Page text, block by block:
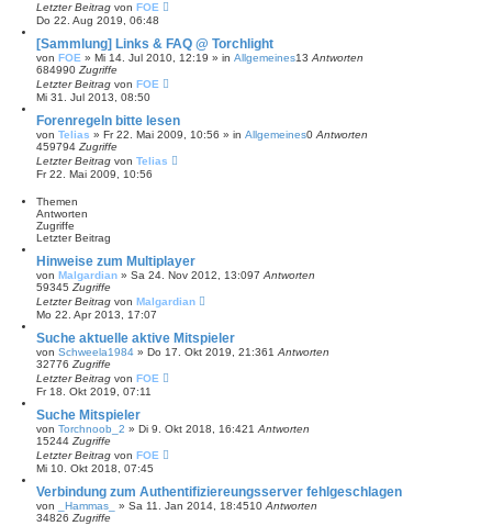
c
h
Letzter Beitrag von FOE
Do 22. Aug 2019, 06:48
[Sammlung] Links & FAQ @ Torchlight
von FOE » Mi 14. Jul 2010, 12:19 » in Allgemeines13 Antworten
684990 Zugriffe
Letzter Beitrag von FOE
Mi 31. Jul 2013, 08:50
Forenregeln bitte lesen
von Telias » Fr 22. Mai 2009, 10:56 » in Allgemeines0 Antworten
459794 Zugriffe
Letzter Beitrag von Telias
Fr 22. Mai 2009, 10:56
Themen
Antworten
Zugriffe
Letzter Beitrag
Hinweise zum Multiplayer
von Malgardian » Sa 24. Nov 2012, 13:097 Antworten
59345 Zugriffe
Letzter Beitrag von Malgardian
Mo 22. Apr 2013, 17:07
Suche aktuelle aktive Mitspieler
von Schweela1984 » Do 17. Okt 2019, 21:361 Antworten
32776 Zugriffe
Letzter Beitrag von FOE
Fr 18. Okt 2019, 07:11
Suche Mitspieler
von Torchnoob_2 » Di 9. Okt 2018, 16:421 Antworten
15244 Zugriffe
Letzter Beitrag von FOE
Mi 10. Okt 2018, 07:45
Verbindung zum Authentifiziereungsserver fehlgeschlagen
von _Hammas_ » Sa 11. Jan 2014, 18:4510 Antworten
34826 Zugriffe